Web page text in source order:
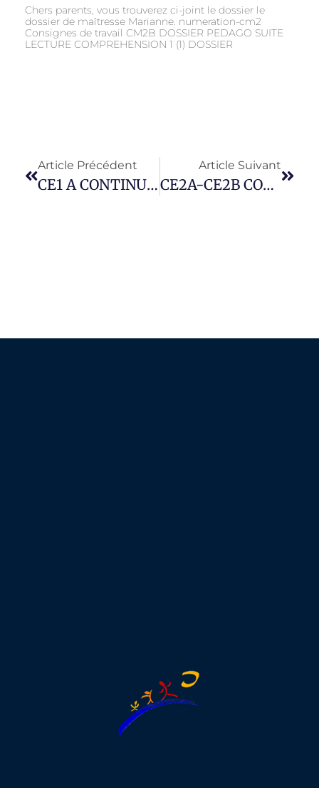
Chers parents, vous trouverez ci-joint le dossier le
dossier de maîtresse Marianne. numeration-cm2
Consignes de travail CM2B DOSSIER PEDAGO SUITE
LECTURE COMPREHENSION 1 (1) DOSSIER
Article Précédent
CE1 A CONTINUITE PEDAGOGIQUE 2
Article Suivant
CE2A-CE2B CONTINUITE PEDAGOGIQUE 2